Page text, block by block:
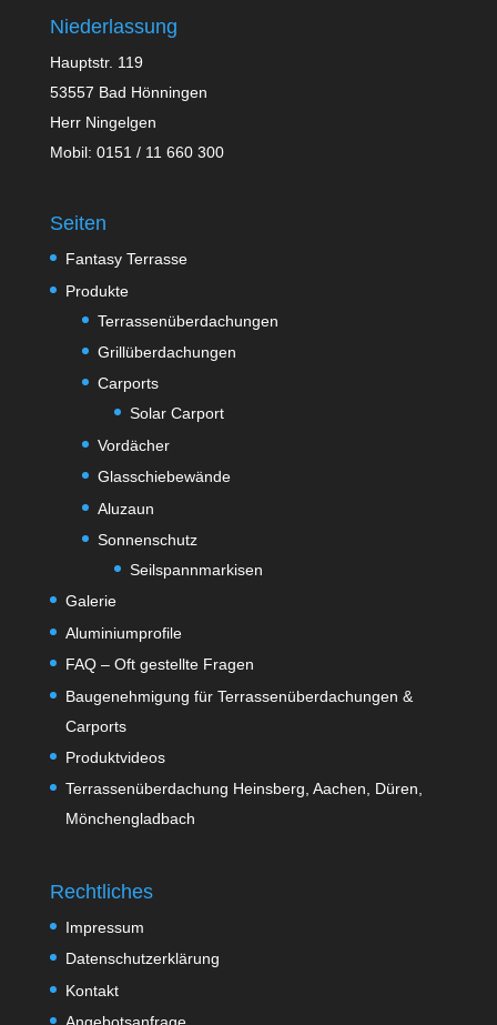
Niederlassung
Hauptstr. 119
53557 Bad Hönningen
Herr Ningelgen
Mobil: 0151 / 11 660 300
Seiten
Fantasy Terrasse
Produkte
Terrassenüberdachungen
Grillüberdachungen
Carports
Solar Carport
Vordächer
Glasschiebewände
Aluzaun
Sonnenschutz
Seilspannmarkisen
Galerie
Aluminiumprofile
FAQ – Oft gestellte Fragen
Baugenehmigung für Terrassenüberdachungen &
Carports
Produktvideos
Terrassenüberdachung Heinsberg, Aachen, Düren,
Mönchengladbach
Rechtliches
Impressum
Datenschutzerklärung
Kontakt